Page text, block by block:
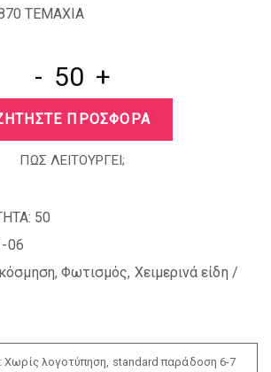
TEMAXIA
- +
ΠΡΟΣΦΟΡΑ
ΠΩΣ ΛΕΙΤΟΥΡΓΕΙ;
50
06
, Φωτισμός, Χειμερινά είδη /
Χωρίς λογοτύπηση, standard παράδοση 6-7